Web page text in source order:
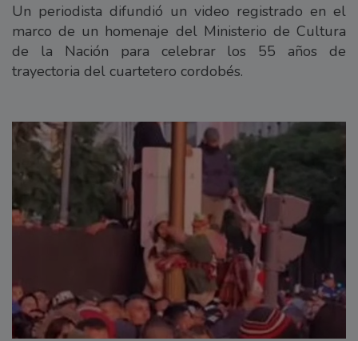
Un periodista difundió un video registrado en el
marco de un homenaje del Ministerio de Cultura
de la Nación para celebrar los 55 años de
trayectoria del cuartetero cordobés.